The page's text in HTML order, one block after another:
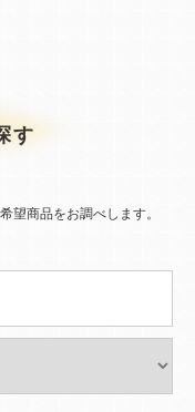
す
望商品をお調べします。